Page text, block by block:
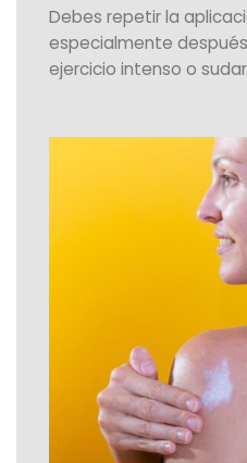
Debes repetir la
especialmente
ejercicio intenso o